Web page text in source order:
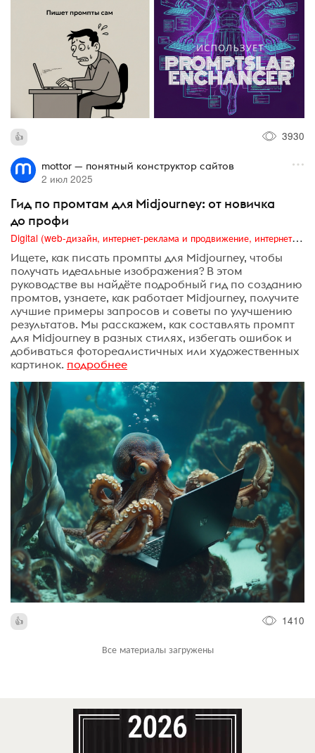
3930
mottor — понятный конструктор сайтов
2 июл 2025
Гид по промтам для Midjourney: от новичка
до профи
Digital (web-дизайн, интернет-реклама и продвижение, интернет-сообщества и блоги, интернет-коммуникации, мобильный маркетинг, реклама на цифровых экранах)
Ищете, как писать промпты для Midjourney, чтобы
получать идеальные изображения? В этом
руководстве вы найдёте подробный гид по созданию
промтов, узнаете, как работает Midjourney, получите
лучшие примеры запросов и советы по улучшению
результатов. Мы расскажем, как составлять промпт
для Midjourney в разных стилях, избегать ошибок и
добиваться фотореалистичных или художественных
картинок. подробнее
1410
Все материалы загружены